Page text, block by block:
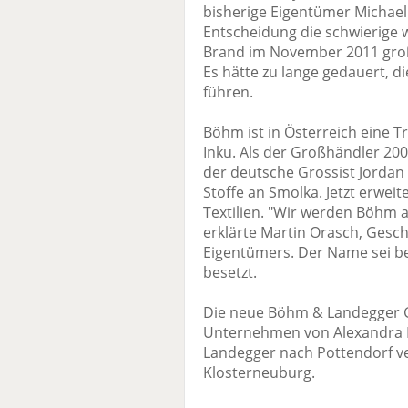
bisherige Eigentümer
Entscheidung die
Brand im November 2011
Es hätte zu lange gedauert,
führen.
Böhm ist in Österreich eine
Inku. Als der Großhändler
der deutsche Grossist
Stoffe an Smolka. Jetzt
Textilien. "Wir werden Böhm
erklärte Martin Orasch,
Eigentümers. Der Name sei
besetzt.
Die neue Böhm &
Unternehmen von
Landegger nach Pottendorf
Klosterneuburg.